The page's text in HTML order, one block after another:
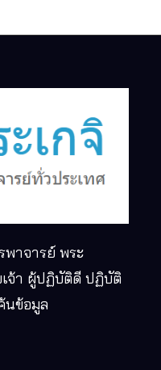
พาจารย์ พระ
เจ้า ผู้ปฏิบัติดี ปฏิบัติ
นข้อมูล